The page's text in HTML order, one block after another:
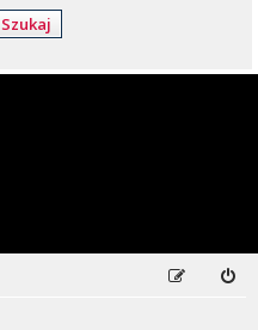
Szukaj